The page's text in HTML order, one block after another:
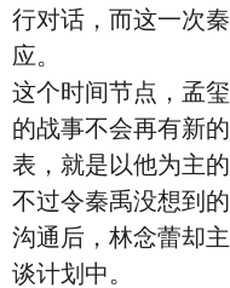
行对话，而这一次
应。
这个时间节点，孟
的战事不会再有新
表，就是以他为主的
不过令秦禹没想到
沟通后，林念蕾却
谈计划中。